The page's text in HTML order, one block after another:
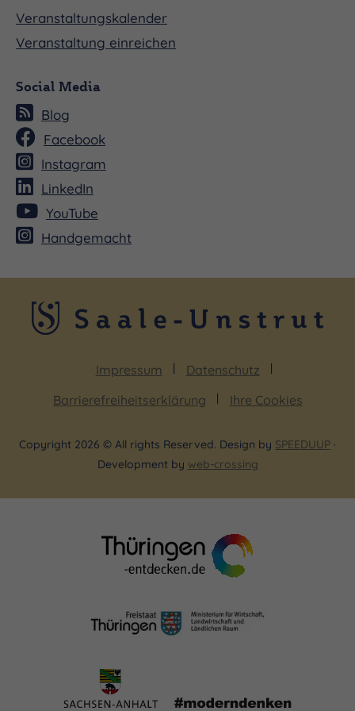
Veranstaltungskalender
Veranstaltung einreichen
Social Media
Blog
Facebook
Instagram
LinkedIn
YouTube
Handgemacht
Impressum
Datenschutz
Barrierefreiheitserklärung
Ihre Cookies
Copyright 2026 © All rights Reserved. Design by SPEEDUUP ·
Development by web-crossing